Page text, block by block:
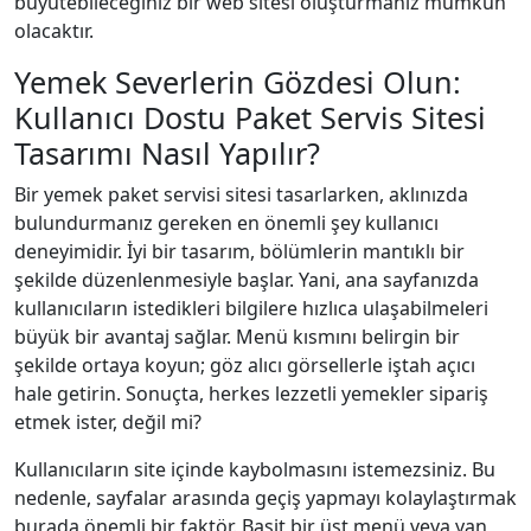
olacaktır.
Yemek Severlerin Gözdesi Olun:
Kullanıcı Dostu Paket Servis Sitesi
Tasarımı Nasıl Yapılır?
Bir yemek paket servisi sitesi tasarlarken, aklınızda
bulundurmanız gereken en önemli şey kullanıcı
deneyimidir. İyi bir tasarım, bölümlerin mantıklı bir
şekilde düzenlenmesiyle başlar. Yani, ana sayfanızda
kullanıcıların istedikleri bilgilere hızlıca ulaşabilmeleri
büyük bir avantaj sağlar. Menü kısmını belirgin bir
şekilde ortaya koyun; göz alıcı görsellerle iştah açıcı
hale getirin. Sonuçta, herkes lezzetli yemekler sipariş
etmek ister, değil mi?
Kullanıcıların site içinde kaybolmasını istemezsiniz. Bu
nedenle, sayfalar arasında geçiş yapmayı kolaylaştırmak